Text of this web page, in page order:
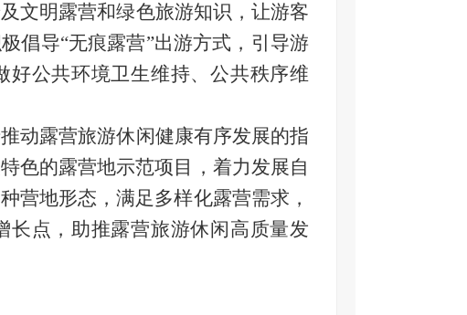
文明露营和绿色旅游知识，让游客
倡导“无痕露营”出游方式，引导游
公共环境卫生维持、公共秩序维
推动露营旅游休闲健康有序发展的指
特色的露营地示范项目， 着力发展自
营地形态，满足多样化露营需求，
点，助推露营旅游休闲高质量发